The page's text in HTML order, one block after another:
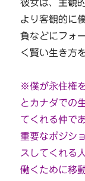
彼女は、主観
より客観的に
負などにフォ
く賢い生き方
※僕が永住権
とカナダでの
てくれる仲で
重要なポジシ
スしてくれる
働くために移